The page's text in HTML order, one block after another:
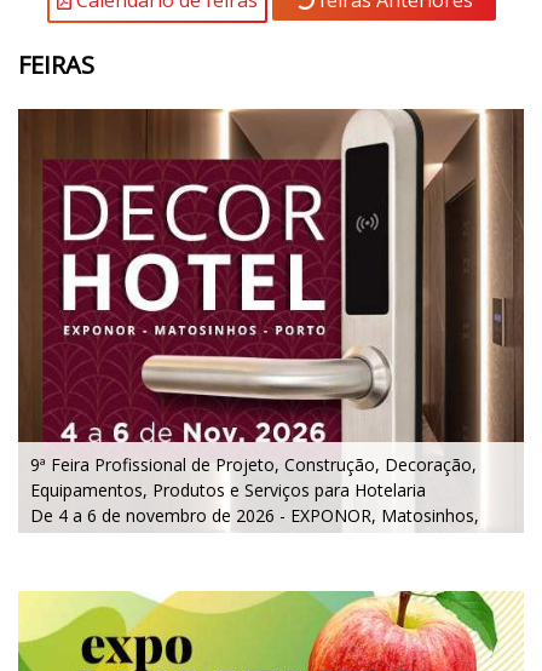
FEIRAS
9ª Feira Profissional de Projeto, Construção, Decoração,
Equipamentos, Produtos e Serviços para Hotelaria
De 4 a 6 de novembro de 2026 - EXPONOR, Matosinhos,
Porto